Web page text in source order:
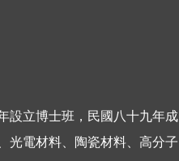
設立博士班，民國八十九年成
光電材料、陶瓷材料、高分子